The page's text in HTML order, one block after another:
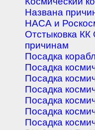
Названа
НАСА и
Отстыковка
причинам
Посадка
Посадка
Посадка
Посадка
Посадка
Посадка
Посадка